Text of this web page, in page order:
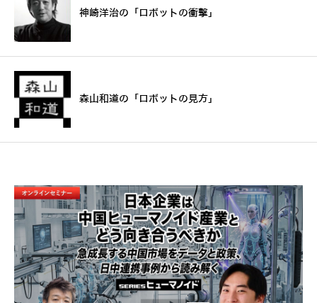
神崎洋治の「ロボットの衝撃」
森山和道の「ロボットの見方」